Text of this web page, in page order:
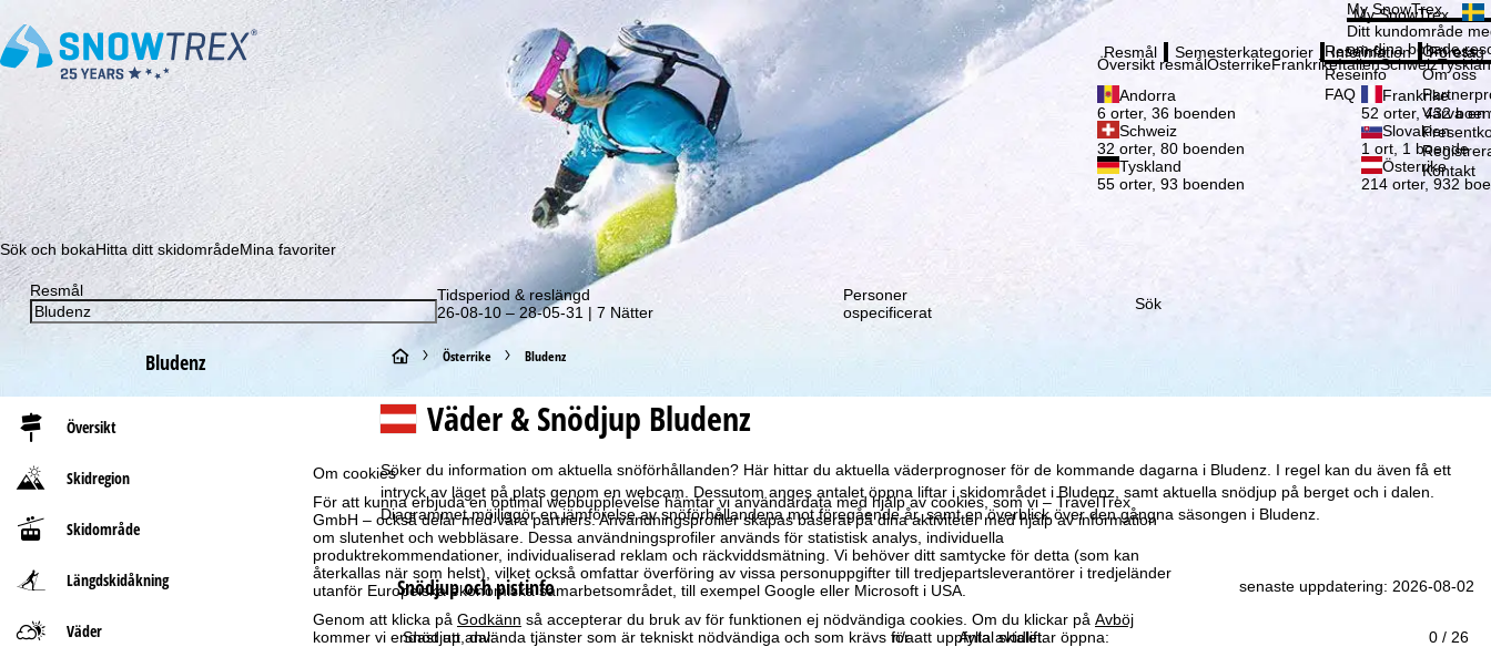
Om cookies
För att kunna erbjuda en optimal webbupplevelse hämtar vi användardata med hjälp av cookies, som vi – TravelTrex
GmbH – också delar med våra partners. Användningsprofiler skapas baserat på dina aktiviteter med hjälp av information
om slutenhet och webbläsare. Dessa användningsprofiler används för statistisk analys, individuella
produktrekommendationer, individualiserad reklam och räckviddsmätning. Vi behöver ditt samtycke för detta (som kan
återkallas när som helst), vilket också omfattar överföring av vissa personuppgifter till tredjepartsleverantörer i tredjeländer
utanför Europeiska ekonomiska samarbetsområdet, till exempel Google eller Microsoft i USA.
Genom att klicka på Godkänn så accepterar du bruk av för funktionen ej nödvändiga cookies. Om du klickar på Avböj
kommer vi endast att använda tjänster som är tekniskt nödvändiga och som krävs för att uppfylla avtalet.
Prenumerera på vårt nyhetsbrev och missa aldrig ett erbjudande! Registrering
My SnowTrex
My SnowTrex
Ditt kundområde
om dina bokade
Resmål
Översikt resmålÖsterrikeFrankrikeItalienSchweiz
Andorra
6 orter, 36 boenden
Frankrike
52 orter, 432
Schweiz
32 orter, 80 boenden
Slovakien
1 ort, 1 boende
Tyskland
55 orter, 93 boenden
Österrike
214 orter, 932
Semesterkategorier Information
Reseinfo
Reseinfo
FAQ
Företag
Om oss
Om oss
Värva en
Kontakt
Sök och bokaHitta ditt skidområdeMina favoriter
Resmål
Tidsperiod & reslängd
26-08-10 – 28-05-31 | 7 Nätter
Personer
ospecificerat
Sök
Bludenz
Översikt
Skidregion
Skidområde
Längdskidåkning
Väder
S
t
r
t
s
i
Österrike Bludenz
Väder & Snödjup Bludenz
Söker du information om aktuella snöförhållanden? Här hittar du aktuella väderprognoser för de kommande dagarna i Bludenz. I regel kan du även få ett
intryck av läget på plats genom en webcam. Dessutom anges antalet öppna liftar i skidområdet i Bludenz, samt aktuella snödjup på berget och i dalen.
Diagrammet möjliggör en jämförelse av snöförhållandena mot föregående år, samt en överblick över den gångna säsongen i Bludenz.
Snödjup och pistinfo senaste uppdatering: 2026-08-02
Snödjup, dal: n/a Antal skidliftar öppna: 0 / 26